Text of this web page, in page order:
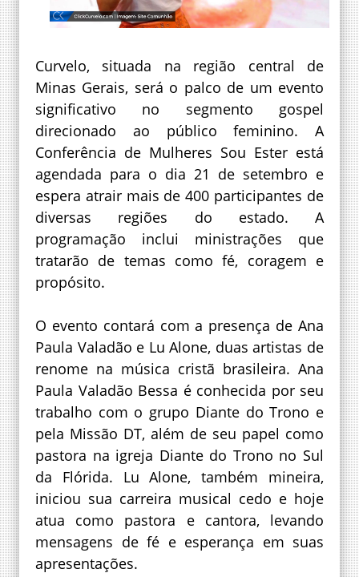
Curvelo, situada na região central de
Minas Gerais, será o palco de um evento
significativo no segmento gospel
direcionado ao público feminino. A
Conferência de Mulheres Sou Ester está
agendada para o dia 21 de setembro e
espera atrair mais de 400 participantes de
diversas regiões do estado. A
programação inclui ministrações que
tratarão de temas como fé, coragem e
propósito.
O evento contará com a presença de Ana
Paula Valadão e Lu Alone, duas artistas de
renome na música cristã brasileira. Ana
Paula Valadão Bessa é conhecida por seu
trabalho com o grupo Diante do Trono e
pela Missão DT, além de seu papel como
pastora na igreja Diante do Trono no Sul
da Flórida. Lu Alone, também mineira,
iniciou sua carreira musical cedo e hoje
atua como pastora e cantora, levando
mensagens de fé e esperança em suas
apresentações.